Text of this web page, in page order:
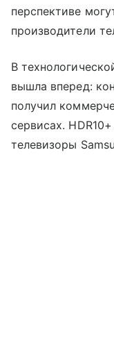
перспективе
производители
В
вышла вперед:
получил
сервисах.
телевизоры